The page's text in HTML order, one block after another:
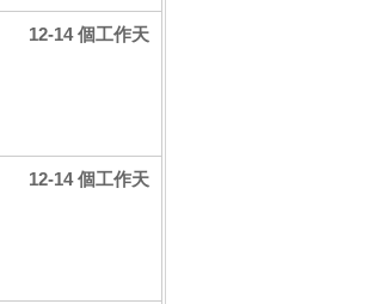
12-14 個工作天
12-14 個工作天